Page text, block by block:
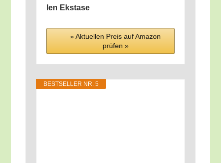
len Ekstase
» Aktu­el­len Preis auf Ama­zon
prü­fen »
BEST­SEL­LER NR. 5